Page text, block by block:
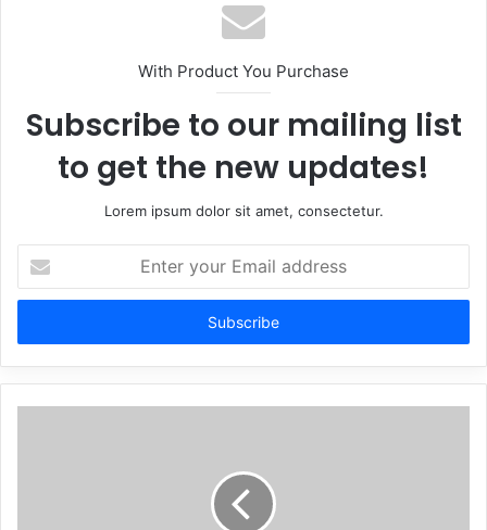
With Product You Purchase
Subscribe to our mailing list
to get the new updates!
Lorem ipsum dolor sit amet, consectetur.
your
Email